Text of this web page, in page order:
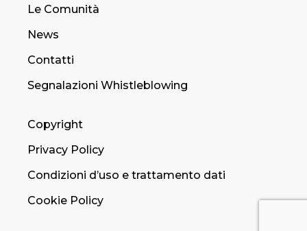
Le Comunità
News
Contatti
Segnalazioni Whistleblowing
Copyright
Privacy Policy
Condizioni d’uso e trattamento dati
Cookie Policy